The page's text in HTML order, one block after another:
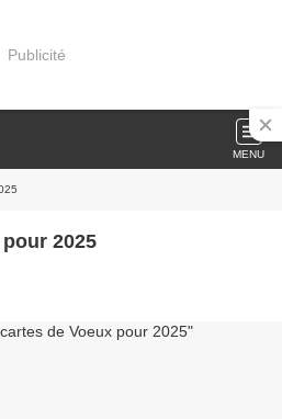
Publicité
MENU
2025